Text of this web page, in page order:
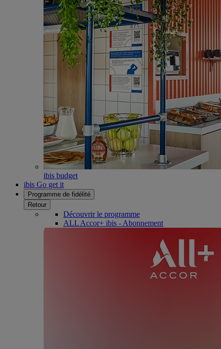
ibis budget
ibis Go get it
Programme de fidélité
Retour
Découvrir le programme
ALL Accor+ ibis - Abonnement